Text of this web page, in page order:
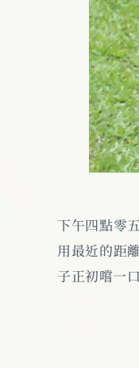
下午四點零
用最近的距
子正初嚐一